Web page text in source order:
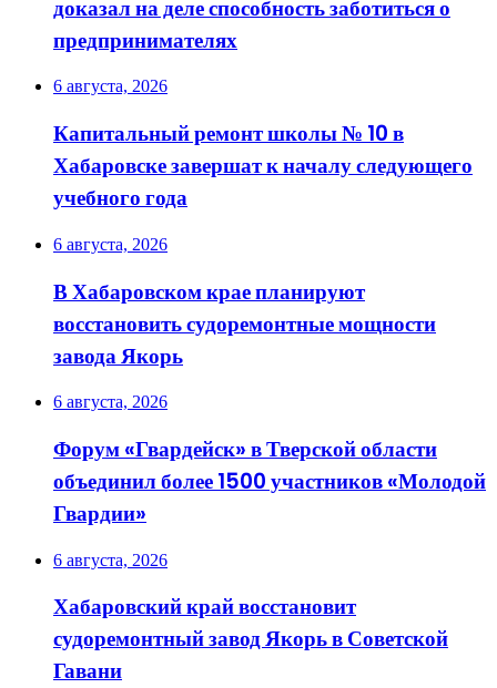
доказал на деле способность заботиться о
предпринимателях
6 августа, 2026
Капитальный ремонт школы № 10 в
Хабаровске завершат к началу следующего
учебного года
6 августа, 2026
В Хабаровском крае планируют
восстановить судоремонтные мощности
завода Якорь
6 августа, 2026
Форум «Гвардейск» в Тверской области
объединил более 1500 участников «Молодой
Гвардии»
6 августа, 2026
Хабаровский край восстановит
судоремонтный завод Якорь в Советской
Гавани